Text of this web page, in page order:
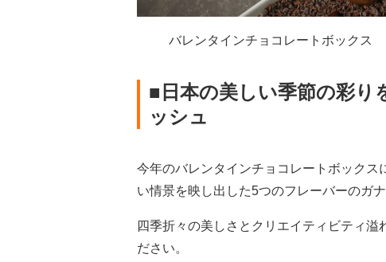
バレンタインチョコレートボック
■日本の美しい季節の彩り
ッシュ
今年のバレンタインチョコレートボック
い情景を映し出した5つのフレーバーのガ
四季折々の美しさとクリエイティビティ溢
ださい。